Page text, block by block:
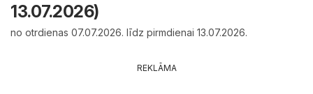
13.07.2026)
no otrdienas 07.07.2026. līdz pirmdienai 13.07.2026.
REKLĀMA